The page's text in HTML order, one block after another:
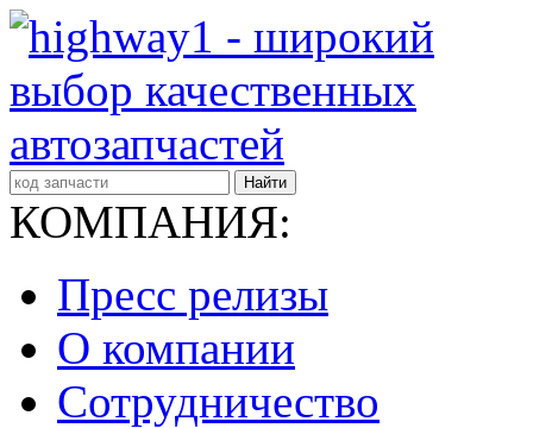
Найти
КОМПАНИЯ:
Пресс релизы
О компании
Сотрудничество